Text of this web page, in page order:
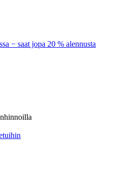
− saat jopa 20 % alennusta